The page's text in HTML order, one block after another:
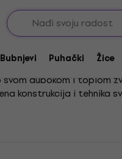
Bubnjevi Puhački Žice
dubokom i toplom
konstrukcija i